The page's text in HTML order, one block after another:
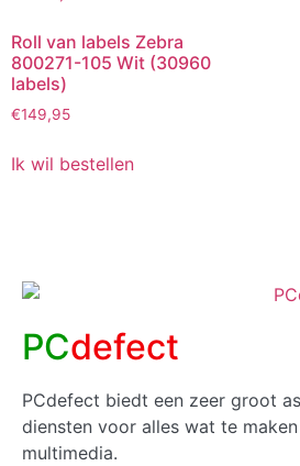
Roll van labels Zebra
800271-105 Wit (30960
labels)
€149,95
Ik wil bestellen
PCdefect
PCdefect biedt een zeer groot
diensten voor alles wat te
multimedia.